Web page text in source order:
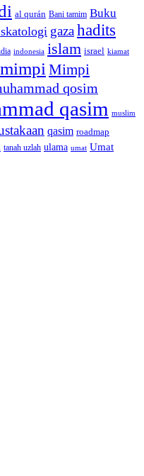
al qurán Bani tamim Buku
gazahadits
indonesia islam israel kiamat
mimpi Mimpi
qosim
qasim muslim
qasim roadmap
tanah uzlah ulama umat Umat